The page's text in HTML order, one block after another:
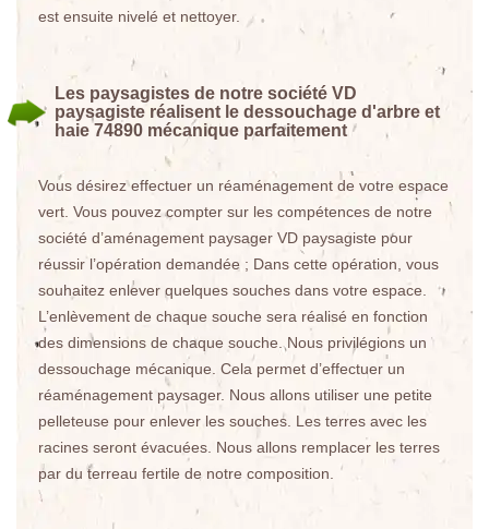
est ensuite nivelé et nettoyer.
Les paysagistes de notre société VD
paysagiste réalisent le dessouchage d'arbre et
haie 74890 mécanique parfaitement
Vous désirez effectuer un réaménagement de votre espace
vert. Vous pouvez compter sur les compétences de notre
société d’aménagement paysager VD paysagiste pour
réussir l’opération demandée ; Dans cette opération, vous
souhaitez enlever quelques souches dans votre espace.
L’enlèvement de chaque souche sera réalisé en fonction
des dimensions de chaque souche. Nous privilégions un
dessouchage mécanique. Cela permet d’effectuer un
réaménagement paysager. Nous allons utiliser une petite
pelleteuse pour enlever les souches. Les terres avec les
racines seront évacuées. Nous allons remplacer les terres
par du terreau fertile de notre composition.